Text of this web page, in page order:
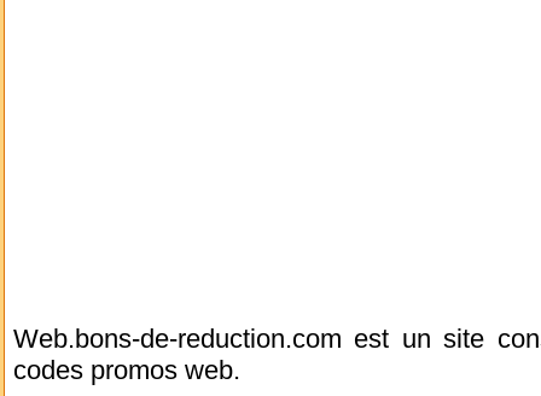
Web.bons-de-reduction.com est un site
codes promos web.